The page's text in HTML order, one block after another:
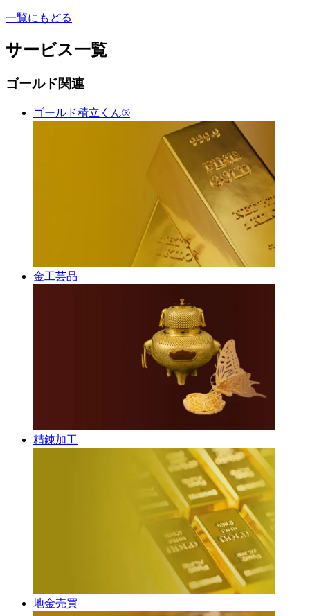
一覧にもどる
サービス一覧
ゴールド関連
ゴールド積立くん®︎
金工芸品
精錬加工
地金売買